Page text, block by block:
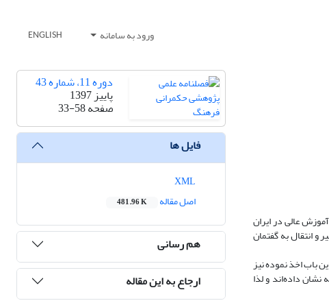
ورود به سامانه ENGLISH
عالی در ایران
انتقال به گفتمان
باب اخذ نموده نیز
داده‌اند و لذا
دوره 11، شماره 43
پاییز 1397
صفحه33-58
فایل ها
اصل مقاله
481.96 K
هم رسانی
ارجاع به این مقاله